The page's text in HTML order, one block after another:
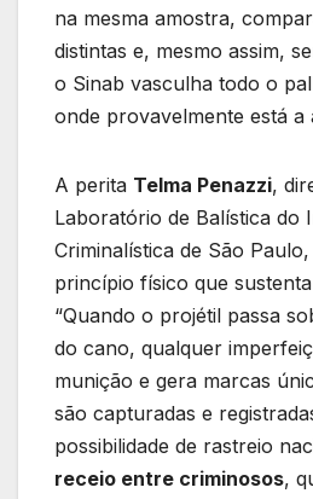
na mesma amostra,
distintas e, mesmo assim,
o Sinab vasculha todo o
onde provavelmente está a
A perita Telma Penazzi,
Laboratório de Balística do
Criminalística de São
princípio físico que
“Quando o projétil passa
do cano, qualquer
munição e gera marcas
são capturadas e
possibilidade de rastreio
receio entre criminosos,